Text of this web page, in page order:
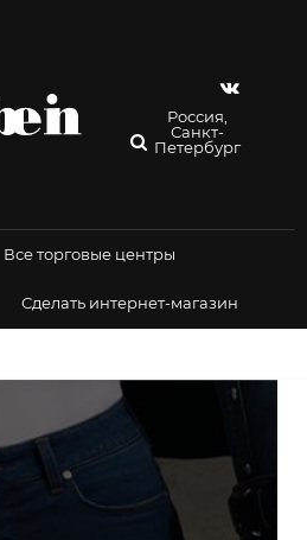
Россия,
Санкт-
Петербург
Все торговые центры
Сделать интернет-магазин